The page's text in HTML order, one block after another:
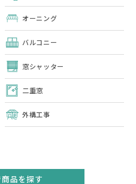
オーニング
バルコニー
窓シャッター
二重窓
外構工事
品を探す